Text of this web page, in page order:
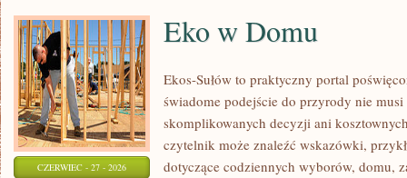
CZERWIEC - 27 - 2026
Eko w Domu
Ekos-Sułów to praktyczny portal
świadome podejście do przyrody nie
skomplikowanych decyzji ani
czytelnik może znaleźć wskazówki,
dotyczące codziennych wyborów, domu,